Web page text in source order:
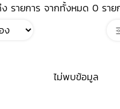
รายการ จากทั้งหมด 0 ราย
ไม่พบข้อมูล